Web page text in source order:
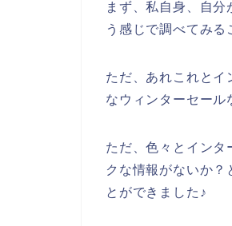
まず、私自身、自
う感じで調べてみる
ただ、あれこれとイ
なウィンターセール
ただ、色々とインタ
クな情報がないか？
とができました♪